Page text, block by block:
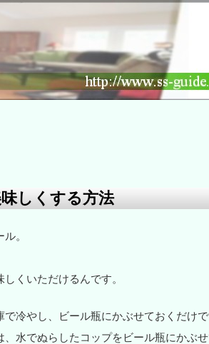
しくする方法
。
くいただけるんです。
冷やし、ビール瓶にかぶせておくだけで
水でぬらしたコップをビール瓶にかぶ